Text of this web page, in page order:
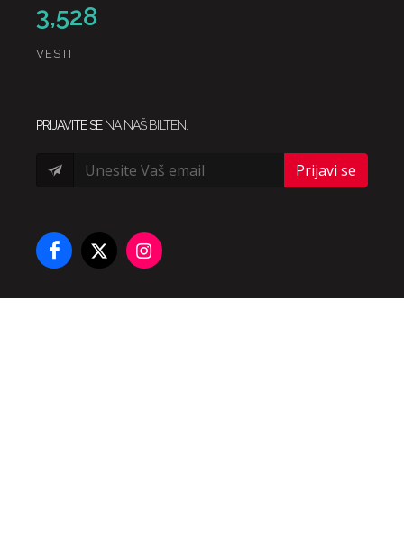
3,528
VESTI
PRIJAVITE SENA NAŠ BILTEN.
Prijavi se